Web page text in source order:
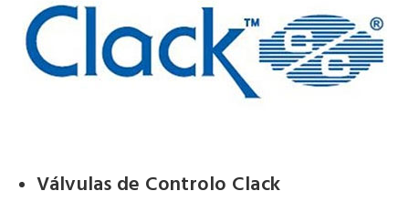
Válvulas de Controlo Clack